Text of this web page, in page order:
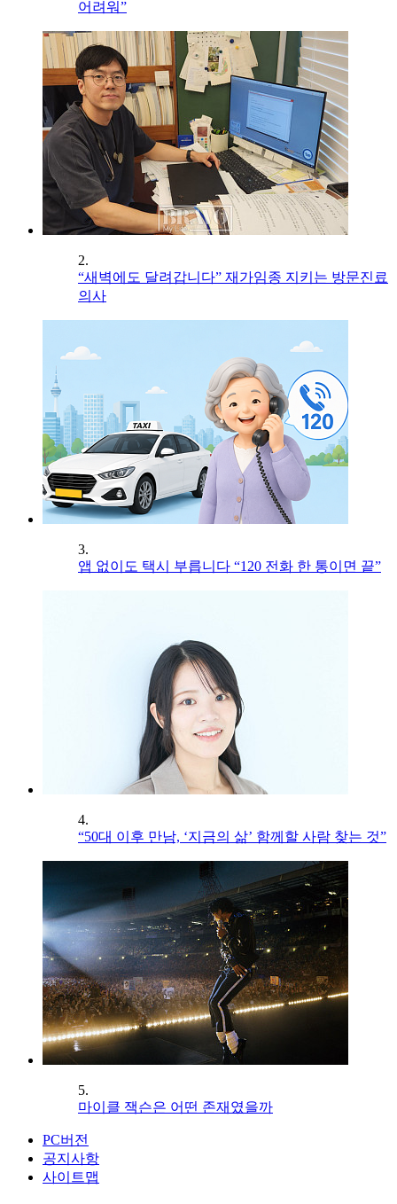
어려워”
2.
“새벽에도 달려갑니다” 재가임종 지키는 방문진료
의사
3.
앱 없이도 택시 부릅니다 “120 전화 한 통이면 끝”
4.
“50대 이후 만남, ‘지금의 삶’ 함께할 사람 찾는 것”
5.
마이클 잭슨은 어떤 존재였을까
PC버전
공지사항
사이트맵